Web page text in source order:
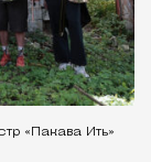
«Пакава Ить»